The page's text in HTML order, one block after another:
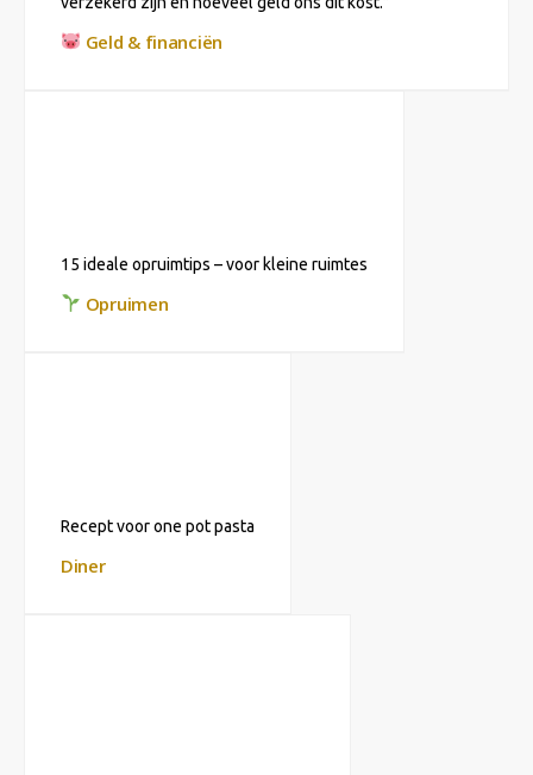
Geld & financiën
15 ideale opruimtips – voor kleine ruimtes
Opruimen
Recept voor one pot pasta
Diner